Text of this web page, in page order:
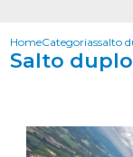
HomeCategoriassalto
Salto